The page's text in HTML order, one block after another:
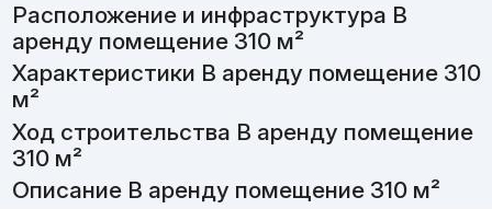
Расположение и инфраструктура В
аренду помещение 310 м²
Характеристики В аренду помещение 310
м²
Ход строительства В аренду помещение
310 м²
Описание В аренду помещение 310 м²